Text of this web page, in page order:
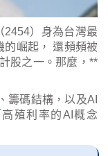
2454）身為台灣最
的崛起， 還頻頻被
股之一。那麼，**
籌碼結構，以及AI
殖利率的AI概念